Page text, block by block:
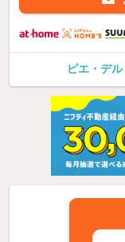
ピエ・デ